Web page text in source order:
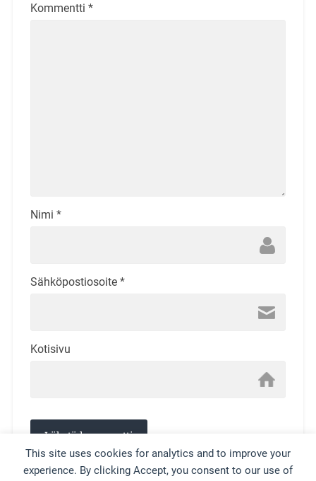
This site uses cookies for analytics and to improve your
experience. By clicking Accept, you consent to our use of
Kommentti *
Nimi *
Sähköpostiosoite *
Kotisivu